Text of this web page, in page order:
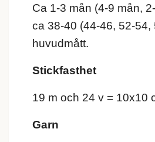
Ca 1-3 mån (4-9 mån,
ca 38-40 (44-46, 52-54,
huvudmått.
Stickfasthet
19 m och 24 v = 10x10
Garn